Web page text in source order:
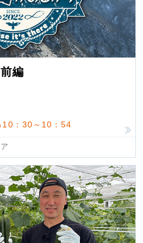
編
10：30～10：54